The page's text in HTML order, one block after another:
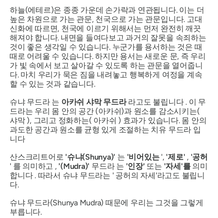
하늘(에테르)은 종종 가운데 손가락과 연관됩니다. 이는 더
높은 차원으로 가는 관문, 천국으로 가는 관문입니다. 고대
신화에 따르면, 천국에 이르기 위해서는 먼저 완전히 깨끗
해져야 합니다. 내면을 들여다보고 과거의 잘못을 속죄하는
것이 좋은 생각일 수 있습니다. 누군가를 용서하는 것은 때
때로 어려울 수 있습니다. 하지만 용서는 새로운 문, 즉 우리
가 빛 속에서 보고 살아갈 수 있도록 하는 관문을 열어줍니
다. 마치 우리가 묵은 짐을 내려놓고 행복하게 여정을 계속
할 수 있는 것과 같습니다.
슈냐 무드라는 아카쉬 샤막 무드라라고도 불립니다 . 이 무
드라는 우리 몸 안의 공간 (아카쉬)과 원소를 감소시키는(
샤막), 그리고 정화하는( 아카쉬 ) 효과가 있습니다. 몸 안의
과도한 공간과 원소를 균형 있게 조절하는 치유 무드라 입
니다
산스크리트어로 '슈냐(Shunya)' 는 '비어있는', '제로' , '공허
' 를 의미하고 , '(Mudra)' 무드라 는 '인장' 또는 '자세'를의미
합니다 . 따라서 슈냐 무드라는 ' 공허의 자세'라고도 불립니
다.
슈냐 무드라(Shunya Mudra) 때문에 우리는 그것을 그렇게
부릅니다.